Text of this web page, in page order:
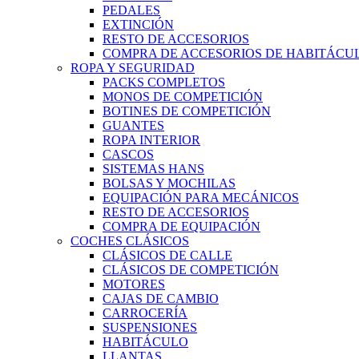
PEDALES
EXTINCIÓN
RESTO DE ACCESORIOS
COMPRA DE ACCESORIOS DE
ROPA Y SEGURIDAD
PACKS COMPLETOS
MONOS DE COMPETICIÓN
BOTINES DE COMPETICIÓN
GUANTES
ROPA INTERIOR
CASCOS
SISTEMAS HANS
BOLSAS Y MOCHILAS
EQUIPACIÓN PARA MECÁNICOS
RESTO DE ACCESORIOS
COMPRA DE EQUIPACIÓN
COCHES CLÁSICOS
CLÁSICOS DE CALLE
CLÁSICOS DE COMPETICIÓN
MOTORES
CAJAS DE CAMBIO
CARROCERÍA
SUSPENSIONES
HABITÁCULO
LLANTAS